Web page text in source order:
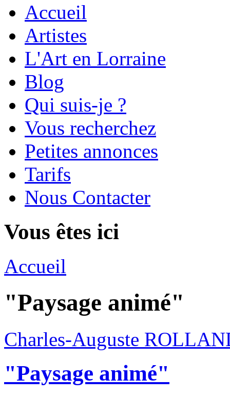
Accueil
Artistes
L'Art en Lorraine
Blog
Qui suis-je ?
Vous recherchez
Petites annonces
Tarifs
Nous Contacter
Vous êtes ici
Accueil
"Paysage animé"
Charles-Auguste
"Paysage animé"